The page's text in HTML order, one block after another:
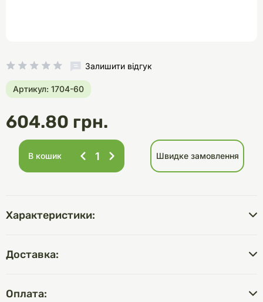
Залишити відгук
Артикул: 1704-60
604.80 грн.
В кошик Швидке замовлення
Характеристики:
Доставка:
Оплата: